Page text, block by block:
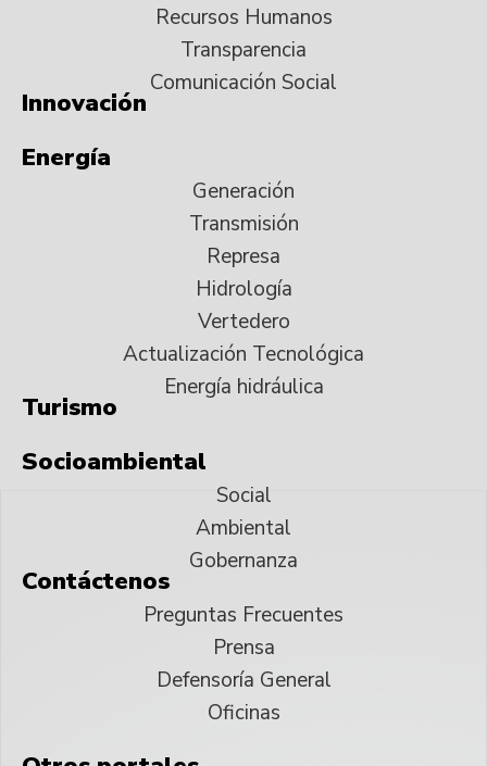
Recursos Humanos
Transparencia
Comunicación Social
Innovación
Energía
Generación
Transmisión
Represa
Hidrología
Vertedero
Actualización Tecnológica
Energía hidráulica
Turismo
Socioambiental
Social
Ambiental
Gobernanza
Contáctenos
Preguntas Frecuentes
Prensa
Defensoría General
Oficinas